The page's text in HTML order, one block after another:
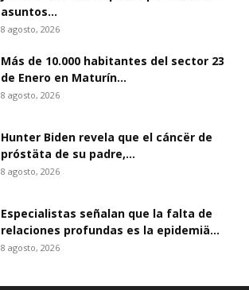
asuntos...
8 agosto, 2026
Más de 10.000 habitantes del sector 23
de Enero en Maturín...
8 agosto, 2026
Hunter Biden revela que el cáncër de
próstäta de su padre,...
8 agosto, 2026
Especialistas señalan que la falta de
relaciones profundas es la epidemiä...
8 agosto, 2026